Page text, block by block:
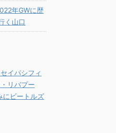
年GWに歴
く山口
イパシフィ
リバプー
にビートルズ